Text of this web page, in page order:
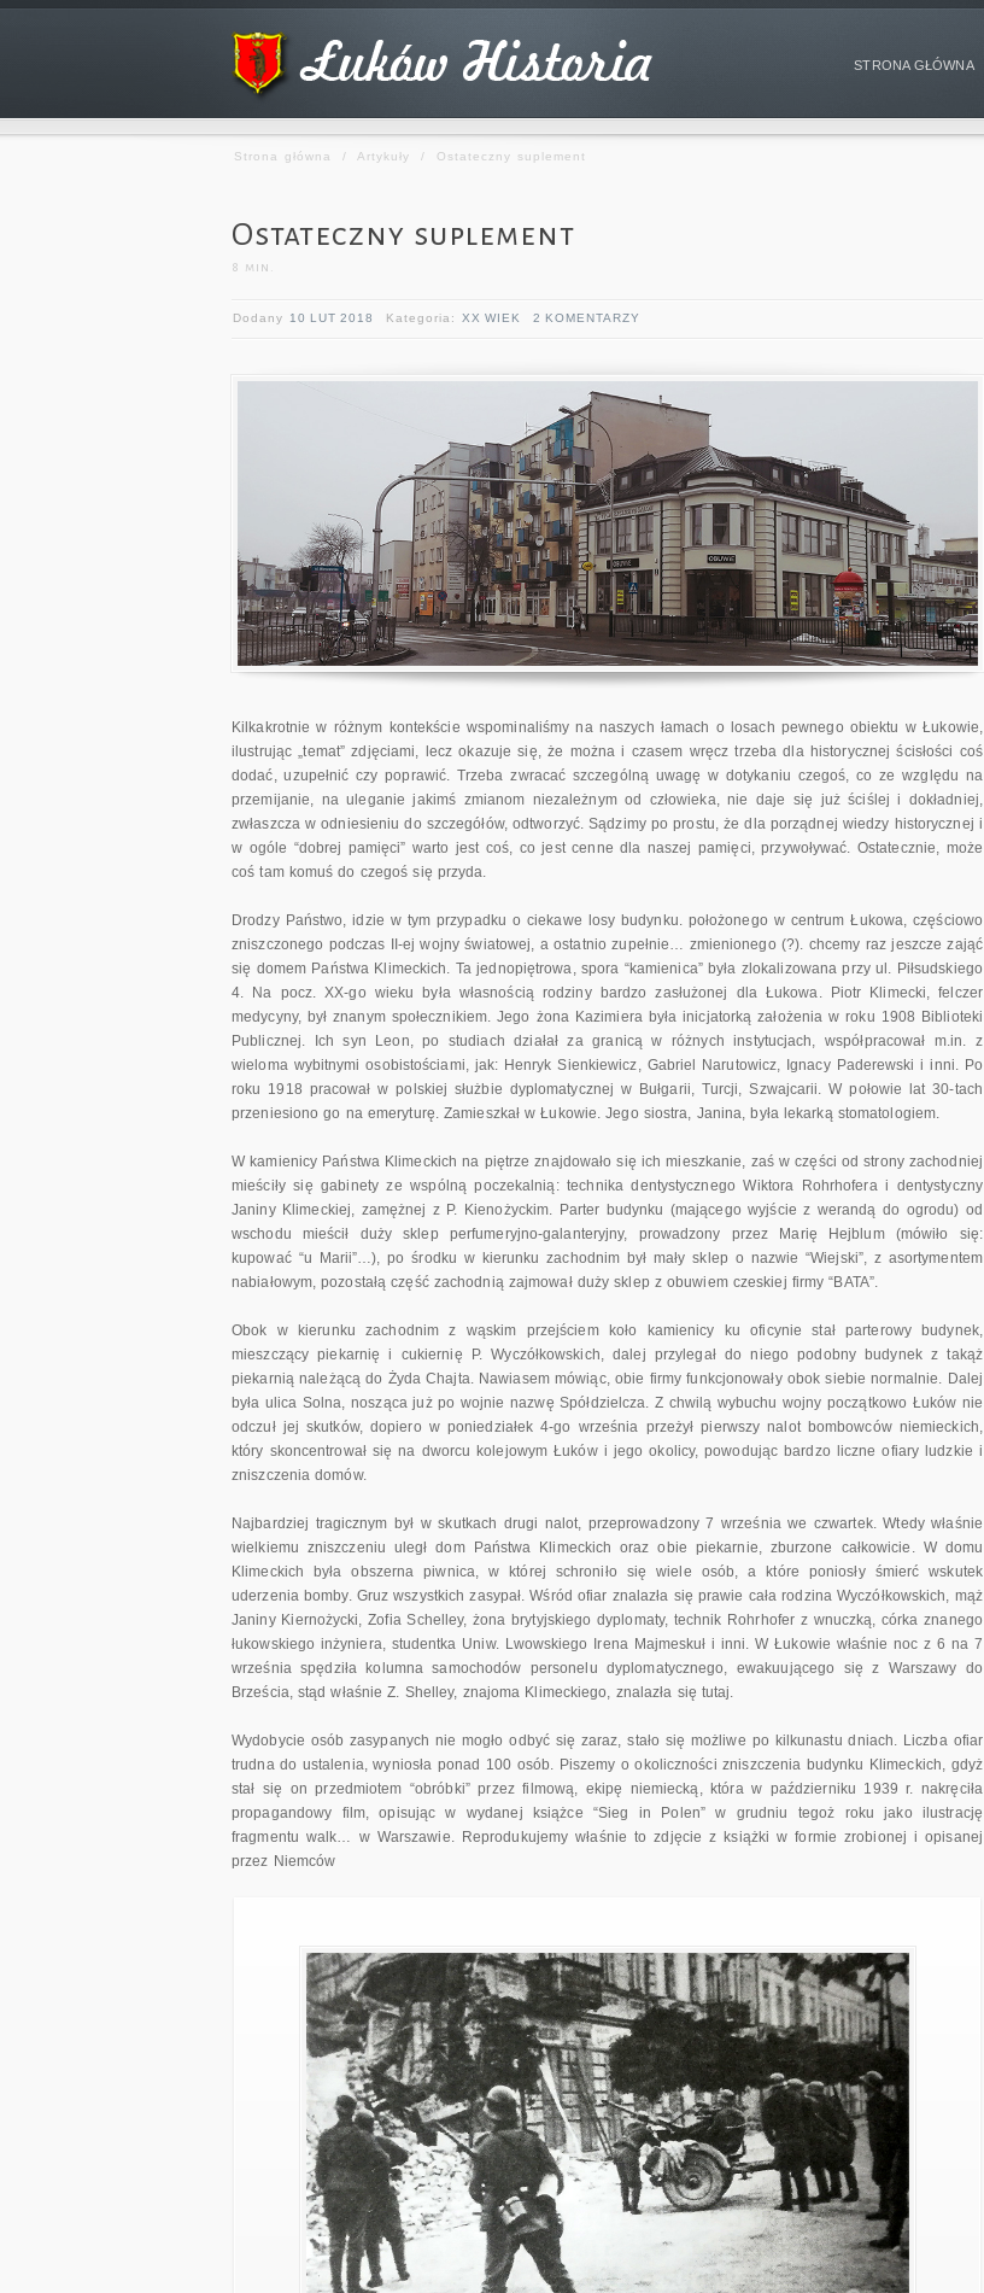
STRONA GŁÓWNA
Strona główna / Artykuły / Ostateczny suplement
Ostateczny suplement
8 min.
Dodany 10 LUT 2018 Kategoria: XX WIEK 2 KOMENTARZY
Kilkakrotnie w różnym kontekście wspominaliśmy na naszych łamach o losach pewnego obiektu w Łukowie,
ilustrując „temat” zdjęciami, lecz okazuje się, że można i czasem wręcz trzeba dla historycznej ścisłości coś
dodać, uzupełnić czy poprawić. Trzeba zwracać szczególną uwagę w dotykaniu czegoś, co ze względu na
przemijanie, na uleganie jakimś zmianom niezależnym od człowieka, nie daje się już ściślej i dokładniej,
zwłaszcza w odniesieniu do szczegółów, odtworzyć. Sądzimy po prostu, że dla porządnej wiedzy historycznej i
w ogóle “dobrej pamięci” warto jest coś, co jest cenne dla naszej pamięci, przywoływać. Ostatecznie, może
coś tam komuś do czegoś się przyda.
Drodzy Państwo, idzie w tym przypadku o ciekawe losy budynku. położonego w centrum Łukowa, częściowo
zniszczonego podczas II-ej wojny światowej, a ostatnio zupełnie… zmienionego (?). chcemy raz jeszcze zająć
się domem Państwa Klimeckich. Ta jednopiętrowa, spora “kamienica” była zlokalizowana przy ul. Piłsudskiego
4. Na pocz. XX-go wieku była własnością rodziny bardzo zasłużonej dla Łukowa. Piotr Klimecki, felczer
medycyny, był znanym społecznikiem. Jego żona Kazimiera była inicjatorką założenia w roku 1908 Biblioteki
Publicznej. Ich syn Leon, po studiach działał za granicą w różnych instytucjach, współpracował m.in. z
wieloma wybitnymi osobistościami, jak: Henryk Sienkiewicz, Gabriel Narutowicz, Ignacy Paderewski i inni. Po
roku 1918 pracował w polskiej służbie dyplomatycznej w Bułgarii, Turcji, Szwajcarii. W połowie lat 30-tach
przeniesiono go na emeryturę. Zamieszkał w Łukowie. Jego siostra, Janina, była lekarką stomatologiem.
W kamienicy Państwa Klimeckich na piętrze znajdowało się ich mieszkanie, zaś w części od strony zachodniej
mieściły się gabinety ze wspólną poczekalnią: technika dentystycznego Wiktora Rohrhofera i dentystyczny
Janiny Klimeckiej, zamężnej z P. Kienożyckim. Parter budynku (mającego wyjście z werandą do ogrodu) od
wschodu mieścił duży sklep perfumeryjno-galanteryjny, prowadzony przez Marię Hejblum (mówiło się:
kupować “u Marii”…), po środku w kierunku zachodnim był mały sklep o nazwie “Wiejski”, z asortymentem
nabiałowym, pozostałą część zachodnią zajmował duży sklep z obuwiem czeskiej firmy “BATA”.
Obok w kierunku zachodnim z wąskim przejściem koło kamienicy ku oficynie stał parterowy budynek,
mieszczący piekarnię i cukiernię P. Wyczółkowskich, dalej przylegał do niego podobny budynek z takąż
piekarnią należącą do Żyda Chajta. Nawiasem mówiąc, obie firmy funkcjonowały obok siebie normalnie. Dalej
była ulica Solna, nosząca już po wojnie nazwę Spółdzielcza. Z chwilą wybuchu wojny początkowo Łuków nie
odczuł jej skutków, dopiero w poniedziałek 4-go września przeżył pierwszy nalot bombowców niemieckich,
który skoncentrował się na dworcu kolejowym Łuków i jego okolicy, powodując bardzo liczne ofiary ludzkie i
zniszczenia domów.
Najbardziej tragicznym był w skutkach drugi nalot, przeprowadzony 7 września we czwartek. Wtedy właśnie
wielkiemu zniszczeniu uległ dom Państwa Klimeckich oraz obie piekarnie, zburzone całkowicie. W domu
Klimeckich była obszerna piwnica, w której schroniło się wiele osób, a które poniosły śmierć wskutek
uderzenia bomby. Gruz wszystkich zasypał. Wśród ofiar znalazła się prawie cała rodzina Wyczółkowskich, mąż
Janiny Kiernożycki, Zofia Schelley, żona brytyjskiego dyplomaty, technik Rohrhofer z wnuczką, córka znanego
łukowskiego inżyniera, studentka Uniw. Lwowskiego Irena Majmeskuł i inni. W Łukowie właśnie noc z 6 na 7
września spędziła kolumna samochodów personelu dyplomatycznego, ewakuującego się z Warszawy do
Brześcia, stąd właśnie Z. Shelley, znajoma Klimeckiego, znalazła się tutaj.
Wydobycie osób zasypanych nie mogło odbyć się zaraz, stało się możliwe po kilkunastu dniach. Liczba ofiar
trudna do ustalenia, wyniosła ponad 100 osób. Piszemy o okoliczności zniszczenia budynku Klimeckich, gdyż
stał się on przedmiotem “obróbki” przez filmową, ekipę niemiecką, która w październiku 1939 r. nakręciła
propagandowy film, opisując w wydanej książce “Sieg in Polen” w grudniu tegoż roku jako ilustrację
fragmentu walk… w Warszawie. Reprodukujemy właśnie to zdjęcie z książki w formie zrobionej i opisanej
przez Niemców